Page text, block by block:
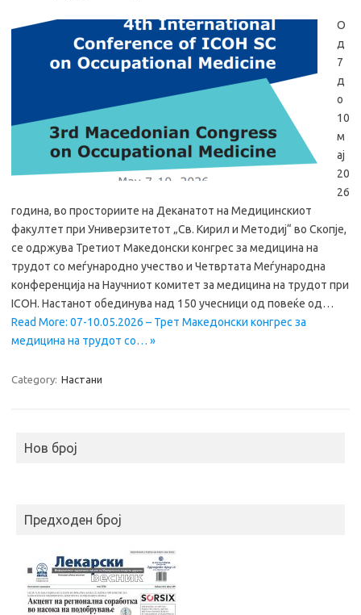
О
д
7
д
о
10
м
ај
20
26
година, во просториите на Деканатот на Медицинскиот
факултет при Универзитетот „Св. Кирил и Методиј“ во Скопје,
се одржува Третиот Македонски конгрес за медицина на
трудот со меѓународно учество и Четвртата Меѓународна
конференција на Научниот комитет за медицина на трудот при
ICOH. Настанот обединува над 150 учесници од повеќе од…
Read More: 07-10.05.2026 – Трет Македонски конгрес за
медицина на трудот со… »
Category: Настани
Нов број
Предходен број